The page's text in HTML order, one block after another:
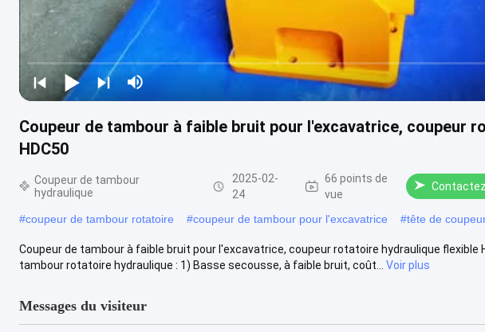
Coupeur de tambour à faible bruit pour l'excavatrice, coupeur
HDC50
Coupeur de tambour
hydraulique
2025-02-
24
66 points de
vue
#coupeur de tambour rotatoire #coupeur de tambour pour l'excavatrice #tête de
Coupeur de tambour à faible bruit pour l'excavatrice, coupeur rotatoire hydraulique flexible
tambour rotatoire hydraulique : 1) Basse secousse, à faible bruit, coût...
Voir plus
Messages du visiteur